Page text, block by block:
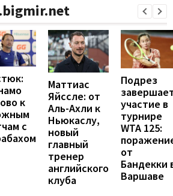
к
с
Маттиас
Яйссле: от
Аль-Ахли к
Ньюкаслу,
новый
главный
тренер
английского
клуба
Подрез
участие в
турнире
WTA 125:
от
Бандекки
Варшаве